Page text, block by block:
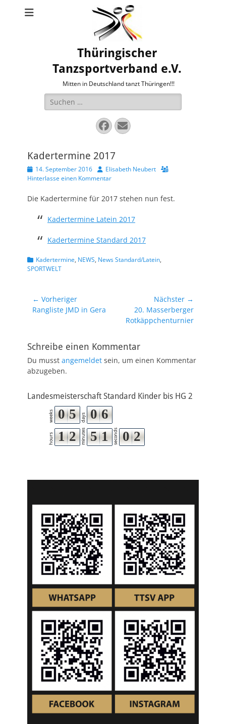
Thüringischer
Tanzsportverband e.V.
Mitten in Deutschland tanzt Thüringen!!!
Suche
nach:
Facebook
E-
Mail
Kadertermine 2017
Veröffentlicht
am
14. September 2016 AutorElisabeth Neubert
Hinterlasse einen Kommentar
Die Kadertermine für 2017 stehen nun fest.
Kadertermine Latein 2017
Kadertermine Standard 2017
Kategorien
Kadertermine, NEWS, News Standard/Latein,
SPORTWELT
Beitragsnavigation
← Vorheriger
Vorheriger
Rangliste JMD in Gera
Nächster →
Nächster
Beitrag:
20. Masserberger
Rotkäppchenturnier
Schreibe einen Kommentar
Du musst angemeldet sein, um einen Kommentar
abzugeben.
Landesmeisterschaft Standard Kinder bis HG 2
weeks 0 5 days 0 6
hours 1 2 minutes 5 1 seconds 0 1
2